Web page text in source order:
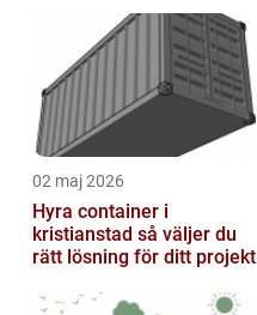
02 maj 2026
Hyra container i
kristianstad så väljer du
rätt lösning för ditt projekt